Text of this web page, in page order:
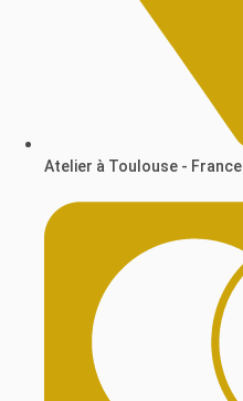
Atelier à Toulouse - France​